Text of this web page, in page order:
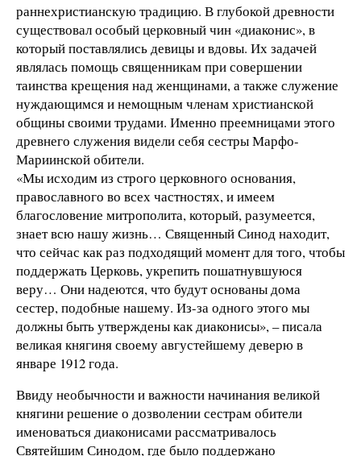
раннехристианскую традицию. В глубокой древности
существовал особый церковный чин «диаконис», в
который поставлялись девицы и вдовы. Их задачей
являлась помощь священникам при совершении
таинства крещения над женщинами, а также служение
нуждающимся и немощным членам христианской
общины своими трудами. Именно преемницами этого
древнего служения видели себя сестры Марфо-
Мариинской обители.
«Мы исходим из строго церковного основания,
православного во всех частностях, и имеем
благословение митрополита, который, разумеется,
знает всю нашу жизнь… Священный Синод находит,
что сейчас как раз подходящий момент для того, чтобы
поддержать Церковь, укрепить пошатнувшуюся
веру… Они надеются, что будут основаны дома
сестер, подобные нашему. Из-за одного этого мы
должны быть утверждены как диаконисы», – писала
великая княгиня своему августейшему деверю в
январе 1912 года.
Ввиду необычности и важности начинания великой
княгини решение о дозволении сестрам обители
именоваться диаконисами рассматривалось
Святейшим Синодом, где было поддержано